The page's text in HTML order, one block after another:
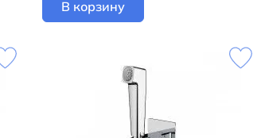
В корзину